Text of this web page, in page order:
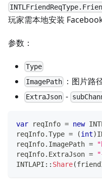
玩家需本地安装 Facebook
参数：
Type
ImagePath
：图片路
ExtraJson -
var reqInfo = new
reqInfo.Type = (int)
reqInfo. ImagePath =
reqInfo. ExtraJson =
INTLAPI :: Share(